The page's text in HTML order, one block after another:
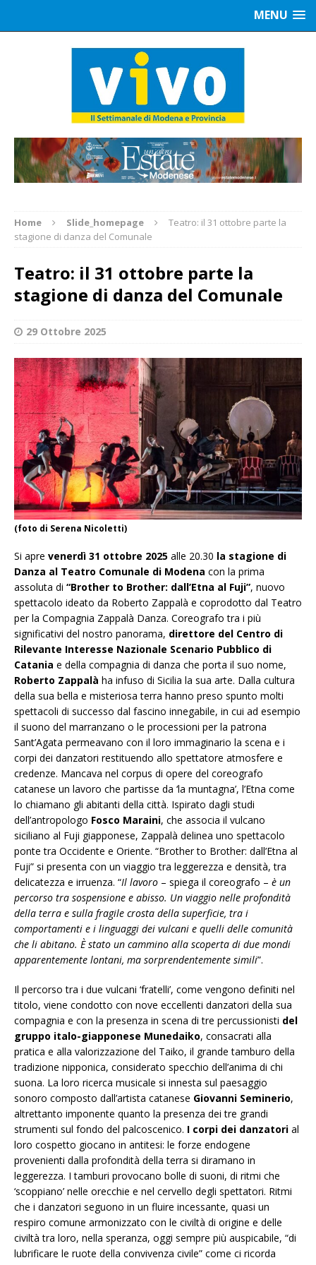
MENU
Home Slide_homepage
Teatro: il 31 ottobre parte la
stagione di danza del Comunale
Teatro: il 31 ottobre parte la
stagione di danza del Comunale
29 Ottobre 2025
(foto di Serena Nicoletti)
Si apre venerdì 31 ottobre 2025 alle 20.30 la stagione di
Danza al Teatro Comunale di Modena con la prima
assoluta di “Brother to Brother: dall’Etna al Fuji”, nuovo
spettacolo ideato da Roberto Zappalà e coprodotto dal Teatro
per la Compagnia Zappalà Danza. Coreografo tra i più
significativi del nostro panorama, direttore del Centro di
Rilevante Interesse Nazionale Scenario Pubblico di
Catania e della compagnia di danza che porta il suo nome,
Roberto Zappalà ha infuso di Sicilia la sua arte. Dalla cultura
della sua bella e misteriosa terra hanno preso spunto molti
spettacoli di successo dal fascino innegabile, in cui ad esempio
il suono del marranzano o le processioni per la patrona
Sant’Agata permeavano con il loro immaginario la scena e i
corpi dei danzatori restituendo allo spettatore atmosfere e
credenze. Mancava nel corpus di opere del coreografo
catanese un lavoro che partisse da ‘la muntagna’, l’Etna come
lo chiamano gli abitanti della città. Ispirato dagli studi
dell’antropologo Fosco Maraini, che associa il vulcano
siciliano al Fuji giapponese, Zappalà delinea uno spettacolo
ponte tra Occidente e Oriente. “Brother to Brother: dall’Etna al
Fuji” si presenta con un viaggio tra leggerezza e densità, tra
delicatezza e irruenza. “Il lavoro – spiega il coreografo – è un
percorso tra sospensione e abisso. Un viaggio nelle profondità
della terra e sulla fragile crosta della superficie, tra i
comportamenti e i linguaggi dei vulcani e quelli delle comunità
che li abitano. È stato un cammino alla scoperta di due mondi
apparentemente lontani, ma sorprendentemente simili”.
Il percorso tra i due vulcani ‘fratelli’, come vengono definiti nel
titolo, viene condotto con nove eccellenti danzatori della sua
compagnia e con la presenza in scena di tre percussionisti del
gruppo italo-giapponese Munedaiko, consacrati alla
pratica e alla valorizzazione del Taiko, il grande tamburo della
tradizione nipponica, considerato specchio dell’anima di chi
suona. La loro ricerca musicale si innesta sul paesaggio
sonoro composto dall’artista catanese Giovanni Seminerio,
altrettanto imponente quanto la presenza dei tre grandi
strumenti sul fondo del palcoscenico. I corpi dei danzatori al
loro cospetto giocano in antitesi: le forze endogene
provenienti dalla profondità della terra si diramano in
leggerezza. I tamburi provocano bolle di suoni, di ritmi che
‘scoppiano’ nelle orecchie e nel cervello degli spettatori. Ritmi
che i danzatori seguono in un fluire incessante, quasi un
respiro comune armonizzato con le civiltà di origine e delle
civiltà tra loro, nella speranza, oggi sempre più auspicabile, “di
lubrificare le ruote della convivenza civile” come ci ricorda